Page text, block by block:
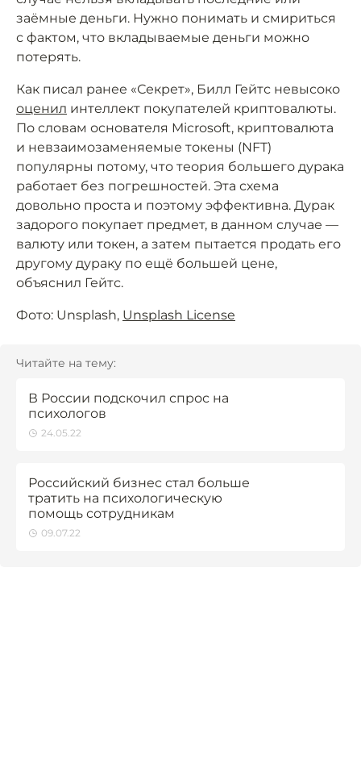
заёмные деньги. Нужно понимать и смириться
с фактом, что вкладываемые деньги можно
потерять.
Как писал ранее «Секрет», Билл Гейтс невысоко
оценил интеллект покупателей криптовалюты.
По словам основателя Microsoft, криптовалюта
и невзаимозаменяемые токены (NFT)
популярны потому, что теория большего дурака
работает без погрешностей. Эта схема
довольно проста и поэтому эффективна. Дурак
задорого покупает предмет, в данном случае —
валюту или токен, а затем пытается продать его
другому дураку по ещё большей цене,
объяснил Гейтс.
Фото: Unsplash, Unsplash License
Читайте на тему:
В России подскочил спрос на
психологов
24.05.22
Российский бизнес стал больше
тратить на психологическую
помощь сотрудникам
09.07.22